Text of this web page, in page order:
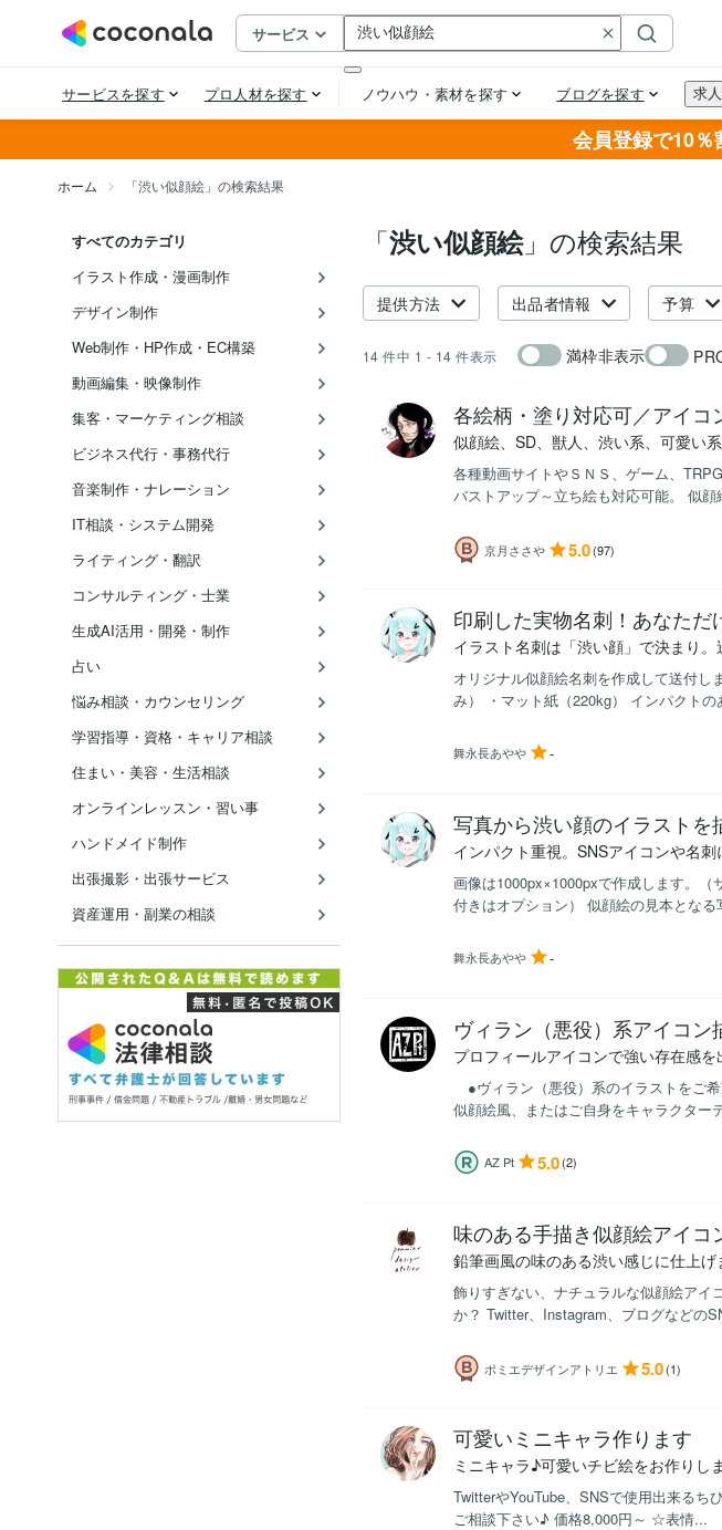
会員登録で10％
ホーム 「渋い似顔絵」の検索結果
すべてのカテゴリ
イラスト作成・漫画制作
デザイン制作
Web制作・HP作成・EC構築
動画編集・映像制作
集客・マーケティング相談
ビジネス代行・事務代行
音楽制作・ナレーション
IT相談・システム開発
ライティング・翻訳
コンサルティング・士業
生成AI活用・開発・制作
占い
悩み相談・カウンセリング
学習指導・資格・キャリア相談
住まい・美容・生活相談
オンラインレッスン・習い事
ハンドメイド制作
出張撮影・出張サービス
資産運用・副業の相談
「渋い似顔絵」の検索結果
提供方法 出品者情報 予算
14 件中 1 - 14 件表示 満枠非表示
各絵柄・塗り対応可／アイ
似顔絵、SD、獣人、渋い系、可愛い
各種動画サイトやＳＮＳ、ゲーム、
バストアップ～立ち絵も対応可能。 似
京月ささや 5.0(97)
印刷した実物名刺！あなた
イラスト名刺は「渋い顔」で決まり
オリジナル似顔絵名刺を作成して送付
み） ・マット紙（220kg） インパクト
舞永長あやや -
写真から渋い顔のイラストを
インパクト重視。SNSアイコンや名刺
画像は1000px×1000pxで作成します。
付きはオプション） 似顔絵の見本とな
舞永長あやや -
ヴィラン（悪役）系アイコン
プロフィールアイコンで強い存在感
●ヴィラン（悪役）系のイラストを
似顔絵風、またはご自身をキャラクタ
AZ Pt 5.0(2)
味のある手描き似顔絵アイコ
鉛筆画風の味のある渋い感じに仕上げ
飾りすぎない、ナチュラルな似顔絵アイ
か？ Twitter、Instagram、ブログなどの
ポミエデザインアトリエ 5.0(1)
可愛いミニキャラ作ります
ミニキャラ♪可愛いチビ絵をお作りし
TwitterやYouTube、SNSで使用出来る
ご相談下さい♪ 価格8,000円～ ☆表情...